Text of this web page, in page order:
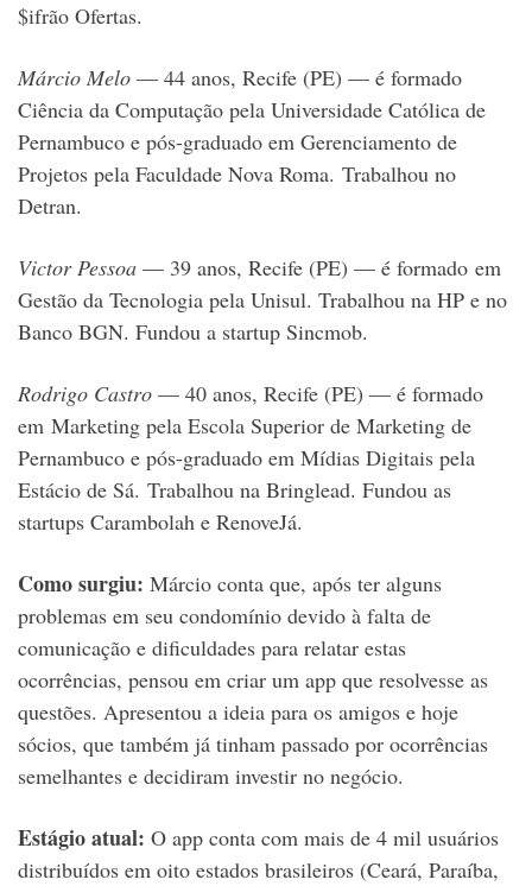
$ifrão Ofertas.
Márcio Melo — 44 anos, Recife (PE) — é formado
Ciência da Computação pela Universidade Católica de
Pernambuco e pós-graduado em Gerenciamento de
Projetos pela Faculdade Nova Roma. Trabalhou no
Detran.
Victor Pessoa — 39 anos, Recife (PE) — é formado em
Gestão da Tecnologia pela Unisul. Trabalhou na HP e no
Banco BGN. Fundou a startup Sincmob.
Rodrigo Castro — 40 anos, Recife (PE) — é formado
em Marketing pela Escola Superior de Marketing de
Pernambuco e pós-graduado em Mídias Digitais pela
Estácio de Sá. Trabalhou na Bringlead. Fundou as
startups Carambolah e RenoveJá.
Como surgiu: Márcio conta que, após ter alguns
problemas em seu condomínio devido à falta de
comunicação e dificuldades para relatar estas
ocorrências, pensou em criar um app que resolvesse as
questões. Apresentou a ideia para os amigos e hoje
sócios, que também já tinham passado por ocorrências
semelhantes e decidiram investir no negócio.
Estágio atual: O app conta com mais de 4 mil usuários
distribuídos em oito estados brasileiros (Ceará, Paraíba,